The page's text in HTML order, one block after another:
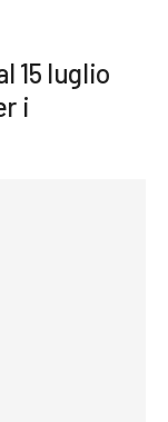
15 luglio
i